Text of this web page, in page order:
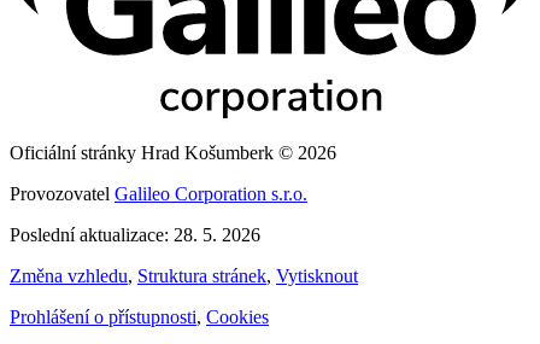
Oficiální stránky Hrad Košumberk © 2026
Provozovatel Galileo Corporation s.r.o.
Poslední aktualizace: 28. 5. 2026
Změna vzhledu, Struktura stránek, Vytisknout
Prohlášení o přístupnosti, Cookies